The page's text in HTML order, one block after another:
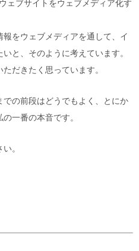
ェブサイトをウェブメディア化す
報をウェブメディアを通して、イ
と、そのように考えています。
だきたく思っています。
の前段はどうでもよく、とにか
一番の本音です。
。